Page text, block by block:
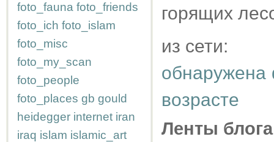
foto_fauna foto_friends
foto_ich foto_islam
foto_misc
foto_my_scan
foto_people
foto_places gb gould
heidegger internet iran
iraq islam islamic_art
горящих
из сети:
возрасте
Ленты